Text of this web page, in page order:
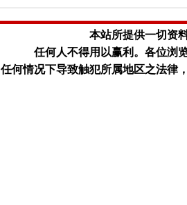
本站所提供一切资
任何人不得用以赢利。 各位浏
任何情况下导致触犯所属地区之法律